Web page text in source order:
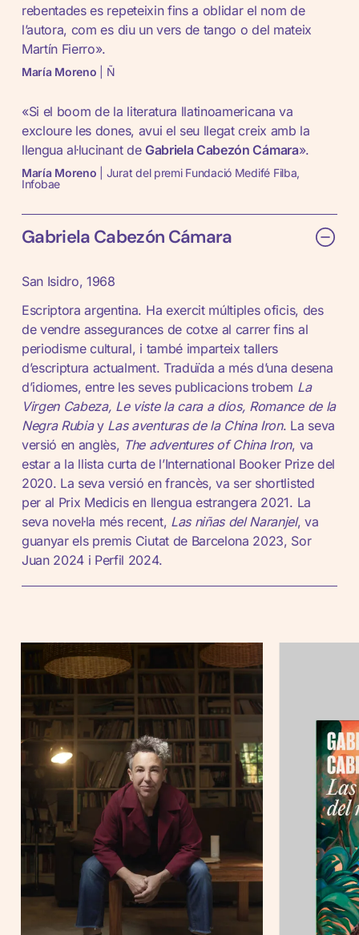
rebentades es repeteixin fins a oblidar el nom de
l’autora, com es diu un vers de tango o del mateix
Martín Fierro».
María Moreno | Ñ
«Si el boom de la literatura llatinoamericana va
excloure les dones, avui el seu llegat creix amb la
llengua al·lucinant de Gabriela Cabezón Cámara».
María Moreno | Jurat del premi Fundació Medifé Filba,
Infobae
Gabriela Cabezón Cámara
San Isidro, 1968
Escriptora argentina. Ha exercit múltiples oficis, des
de vendre assegurances de cotxe al carrer fins al
periodisme cultural, i també imparteix tallers
d’escriptura actualment. Traduïda a més d’una desena
d’idiomes, entre les seves publicacions trobem La
Virgen Cabeza, Le viste la cara a dios, Romance de la
Negra RubiayLas aventuras de la China Iron. La seva
versió en anglès, The adventures of China Iron, va
estar a la llista curta de l’International Booker Prize del
2020. La seva versió en francès, va ser shortlisted
per al Prix Medicis en llengua estrangera 2021. La
seva novel·la més recent, Las niñas del Naranjel, va
guanyar els premis Ciutat de Barcelona 2023, Sor
Juan 2024 i Perfil 2024.